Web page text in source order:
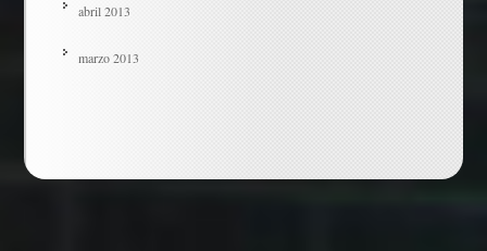
abril 2013
marzo 2013